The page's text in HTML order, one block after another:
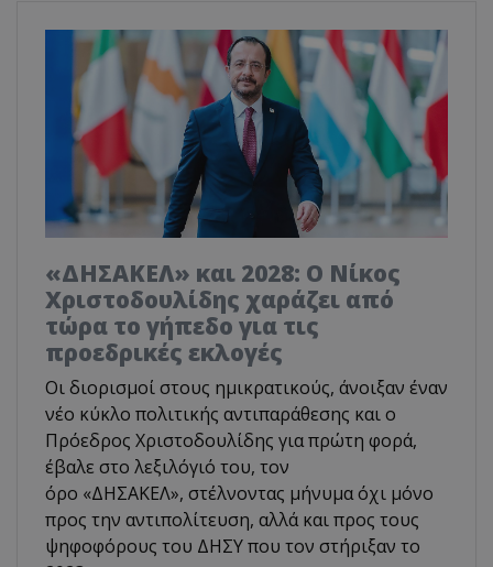
«ΔΗΣΑΚΕΛ» και 2028: Ο Νίκος
Χριστοδουλίδης χαράζει από
τώρα το γήπεδο για τις
προεδρικές εκλογές
Οι διορισμοί στους ημικρατικούς, άνοιξαν έναν
νέο κύκλο πολιτικής αντιπαράθεσης και ο
Πρόεδρος Χριστοδουλίδης για πρώτη φορά,
έβαλε στο λεξιλόγιό του, τον
όρο «ΔΗΣΑΚΕΛ», στέλνοντας μήνυμα όχι μόνο
προς την αντιπολίτευση, αλλά και προς τους
ψηφοφόρους του ΔΗΣΥ που τον στήριξαν το